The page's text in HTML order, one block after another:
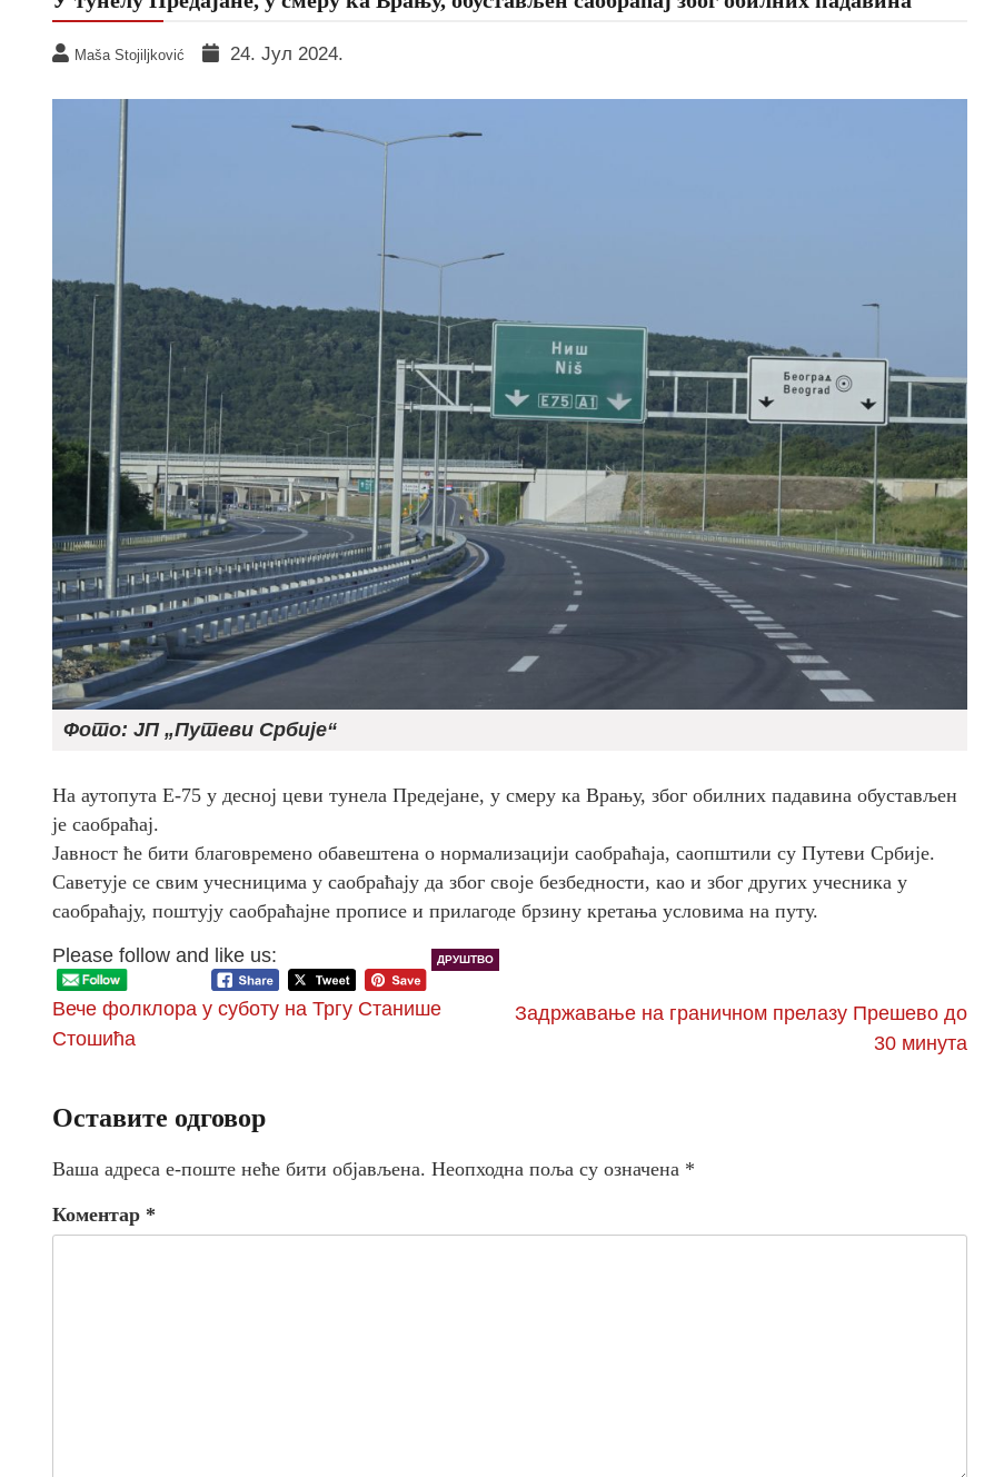
Maša Stojiljković 24. Јул 2024.
Фото: ЈП „Путеви Србије“
На аутопута Е-75 у десној цеви тунела Предејане, у смеру ка Врању, због обилних падавина обустављен
је саобраћај.
Јавност ће бити благовремено обавештена о нормализацији саобраћаја, саопштили су Путеви Србије.
Саветује се свим учесницима у саобраћају да због своје безбедности, као и због других учесника у
саобраћају, поштују саобраћајне прописе и прилагоде брзину кретања условима на путу.
Please follow and like us:
ДРУШТВО
Вече фолклора у суботу на Тргу Станише
Стошића
Задржавање на граничном прелазу Прешево до
30 минута
Оставите одговор
Ваша адреса е-поште неће бити објављена. Неопходна поља су означена *
Коментар *